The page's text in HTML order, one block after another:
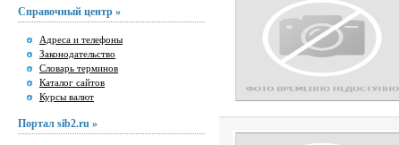
Справочный центр »
Адреса и телефоны
Законодательство
Словарь терминов
Каталог сайтов
Курсы валют
Портал sib2.ru »